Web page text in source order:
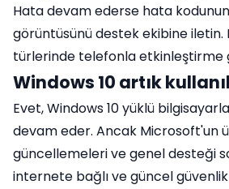
Hata devam ederse hata
görüntüsünü destek ekibine iletin.
türlerinde telefonla etkinleştirme
Windows 10 artık
Evet, Windows 10 yüklü
devam eder. Ancak Microsoft'un
güncellemeleri ve genel desteği
internete bağlı ve güncel